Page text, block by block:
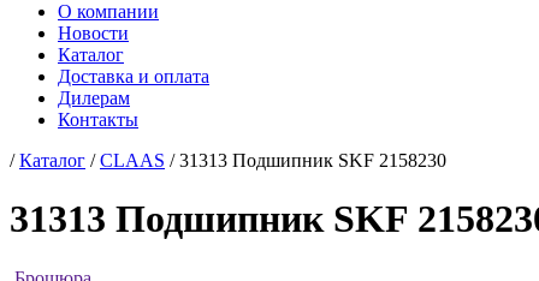
О компании
Новости
Каталог
Доставка и оплата
Дилерам
Контакты
/Каталог /CLAAS / 31313 Подшипник SKF 2158230
31313 Подшипник SKF